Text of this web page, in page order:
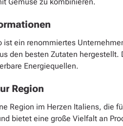
ist ein renommiertes
den besten Zutaten
Energiequellen.
Region
Region im Herzen Italiens, die
bietet eine große Vielfalt an